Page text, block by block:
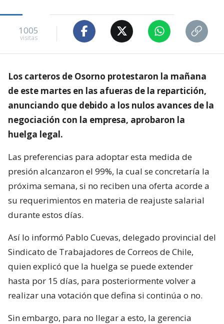
1005
visitas
Los carteros de Osorno protestaron la mañana
de este martes en las afueras de la repartición,
anunciando que debido a los nulos avances de la
negociación con la empresa, aprobaron la
huelga legal.
Las preferencias para adoptar esta medida de
presión alcanzaron el 99%, la cual se concretaría la
próxima semana, si no reciben una oferta acorde a
su requerimientos en materia de reajuste salarial
durante estos días.
Así lo informó Pablo Cuevas, delegado provincial del
Sindicato de Trabajadores de Correos de Chile,
quien explicó que la huelga se puede extender
hasta por 15 días, para posteriormente volver a
realizar una votación que defina si continúa o no.
Sin embargo, para no llegar a esto, la gerencia